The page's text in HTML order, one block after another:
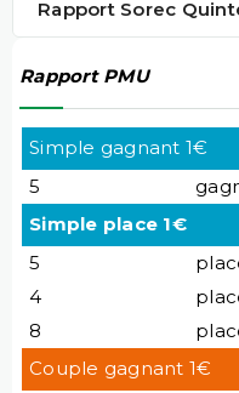
Rapport Sorec
Rapport PMU
Simple gagnant 1€
5
Simple place 1€
5
4
8
Couple gagnant 1€